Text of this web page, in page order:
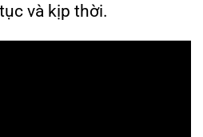
và kịp thời.